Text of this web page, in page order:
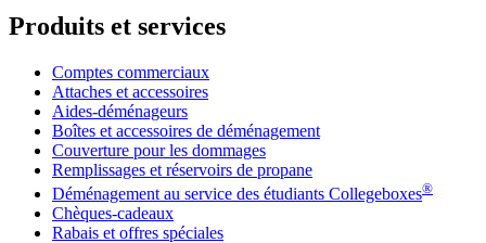
Produits et services
Comptes commerciaux
Attaches et accessoires
Aides-déménageurs
Boîtes et accessoires de déménagement
Couverture pour les dommages
Remplissages et réservoirs de propane
Déménagement au service des étudiants Collegeboxes®
Chèques-cadeaux
Rabais et offres spéciales